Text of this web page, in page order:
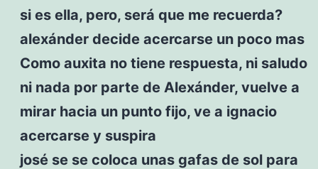
si es ella, pero, será que me recuerda?
alexánder decide acercarse un poco mas
Como auxita no tiene respuesta, ni saludo
ni nada por parte de Alexánder, vuelve a
mirar hacia un punto fijo, ve a ignacio
acercarse y suspira
josé se se coloca unas gafas de sol para